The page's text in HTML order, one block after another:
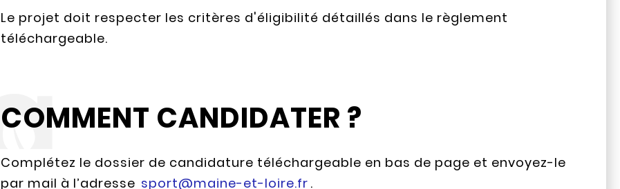
Le projet doit respecter les critères d'éligibilité détaillés dans le règlement
téléchargeable.
COMMENT CANDIDATER ?
Complétez le dossier de candidature téléchargeable en bas de page et envoyez-le
par mail à l’adresse sport@maine-et-loire.fr .